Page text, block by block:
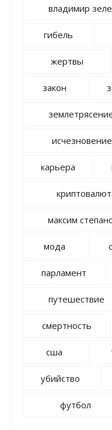
владимир
гибель
жертвы
закон
исчезновение
карьера
максим
мода
парламент
путешествие
смертность
сша
убийство
футбол